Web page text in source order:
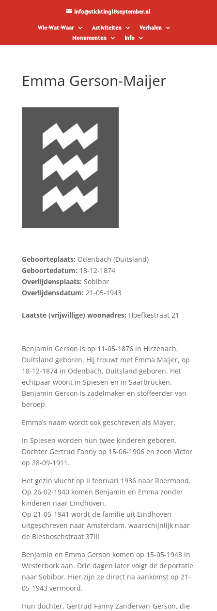
info@stichting18september.nl
Wie-Wat-Waar Activiteiten
Verhalen
Monumenten
Info
Emma Gerson-Maijer
Geboorteplaats: Odenbach (Duitsland)
Geboortedatum: 18-12-1874
Overlijdensplaats: Sobibor
Overlijdensdatum: 21-05-1943
Laatste (vrijwillige) woonadres: Hoefkestraat 21
Benjamin Gerson is op 11-05-1876 in Hirzenach,
Duitsland geboren. Hij trouwt met Emma Maijer, op
18-12-1874 in Odenbach, Duitsland geboren. Het
echtpaar woont in Spiesen en in Saarbrücken.
Benjamin Gerson is zadelmaker en stoffeerder van
beroep.
Emma’s naam wordt ook geschreven als Mayer.
In Spiesen worden hun twee kinderen geboren.
Dochter Gertrud Fanny op 15-06-1906 en zoon Victor
op 28-09-1911.
Het gezin vlucht op II februari 1936 naar Roermond.
Op 26-02-1940 komen Benjamin en Emma zonder
kinderen naar Eindhoven.
Op 21-05-1941 wordt de familie uit Eindhoven
uitgeschreven naar Amsterdam, waarschijnlijk naar
de Biesboschstraat 37III
Benjamin en Emma Gerson komen op 15-05-1943 in
Westerbork aan. Drie dagen later volgt de deportatie
naar Sobibor. Hier zijn ze direct na aankomst op 21-
05-1943 vermoord.
Hun dochter, Gertrud Fanny Zandervan-Gerson, die